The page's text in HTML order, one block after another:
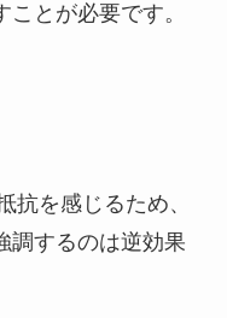
とが必要です。
抗を感じるため、
調するのは逆効果